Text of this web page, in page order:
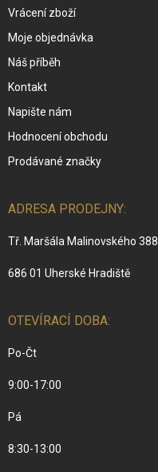
Vrácení zboží
Moje objednávka
Náš příběh
Kontakt
Napište nám
Hodnocení obchodu
Prodávané značky
ADRESA PRODEJNY:
Tř. Maršála Malinovského 388
686 01 Uherské Hradiště
OTEVÍRACÍ DOBA:
Po-Čt
9:00-17:00
Pá
8:30-13:00